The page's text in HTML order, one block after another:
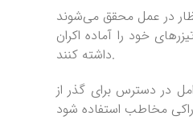
خود را آماده اکران
داشته کنند.
در دسترس برای گذر از